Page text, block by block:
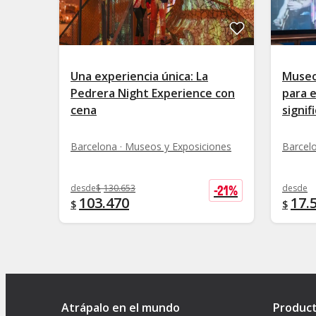
Una experiencia única: La
Pedrera Night Experience con
cena
Barcelona · Museos y Exposiciones
desde$ 130.653
$ 103.470
-21%
para
desde
$
Atrápalo en el mundo